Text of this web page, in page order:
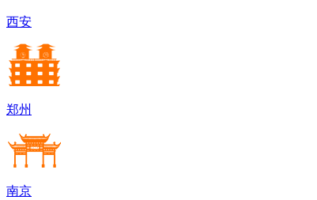
西安
郑州
南京